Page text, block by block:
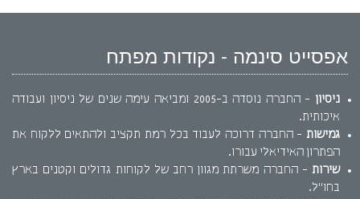
אפסייט סינמה - נקודות מפתח
ניסיון
- החברה נוסדה ב-2005 ומביאה עימה שנים של ניסיון ועבודה
איכותית.
גמישות - החברה דרוכה לעבוד בכל רמת תקציב ולהתאים ללקוח את
הפתרון האידיאלי עבורו.
שירות - החברה משרתת מגוון רחב של לקוחות גדולים וקטנים בארץ
בחו"ל.